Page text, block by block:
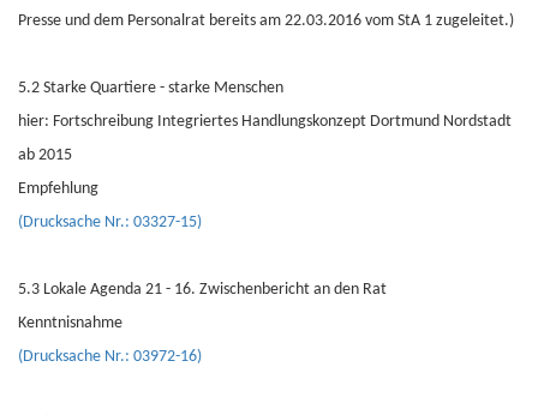
Presse und dem Personalrat bereits am 22.03.2016 vom StA 1 zugeleitet.)
5.2 Starke Quartiere - starke Menschen
hier: Fortschreibung Integriertes Handlungskonzept Dortmund Nordstadt
ab 2015
Empfehlung
(Drucksache Nr.: 03327-15)
5.3 Lokale Agenda 21 - 16. Zwischenbericht an den Rat
Kenntnisnahme
(Drucksache Nr.: 03972-16)